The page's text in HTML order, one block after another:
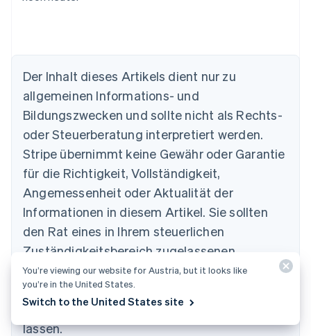
Der Inhalt dieses Artikels dient nur zu
allgemeinen Informations- und
Bildungszwecken und sollte nicht als Rechts-
oder Steuerberatung interpretiert werden.
Stripe übernimmt keine Gewähr oder Garantie
für die Richtigkeit, Vollständigkeit,
Angemessenheit oder Aktualität der
Informationen in diesem Artikel. Sie sollten
den Rat eines in Ihrem steuerlichen
Zuständigkeitsbereich zugelassenen
kompetenten Rechtsbeistands oder von einer
Steuerberatungsstelle einholen und sich
hinsichtlich Ihrer speziellen Situation beraten
lassen.
Australien
English
Belgien
NederlandsFrançaisDeutschEnglish
Português English
Bulgarien
Dänemark
Deutschland
You’re viewing our website for Austria, but it looks like
you’re in the United States.
Switch to the United States site